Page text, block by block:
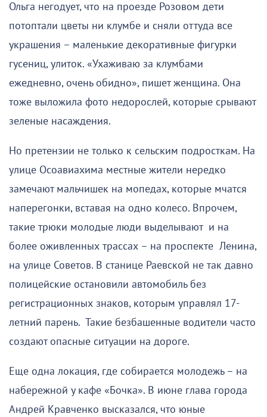
Ольга негодует, что на проезде Розовом дети
потоптали цветы ни клумбе и сняли оттуда все
украшения – маленькие декоративные фигурки
гусениц, улиток. «Ухаживаю за клумбами
ежедневно, очень обидно», пишет женщина. Она
тоже выложила фото недорослей, которые срывают
зеленые насаждения.
Но претензии не только к сельским подросткам. На
улице Осоавиахима местные жители нередко
замечают мальчишек на мопедах, которые мчатся
наперегонки, вставая на одно колесо. Впрочем,
такие трюки молодые люди выделывают и на
более оживленных трассах – на проспекте Ленина,
на улице Советов. В станице Раевской не так давно
полицейские остановили автомобиль без
регистрационных знаков, которым управлял 17-
летний парень. Такие безбашенные водители часто
создают опасные ситуации на дороге.
Еще одна локация, где собирается молодежь – на
набережной у кафе «Бочка». В июне глава города
Андрей Кравченко высказался, что юные